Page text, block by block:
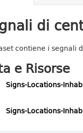
di
contiene i segnali
e Risorse
Signs-Locations-
Signs-Locations-